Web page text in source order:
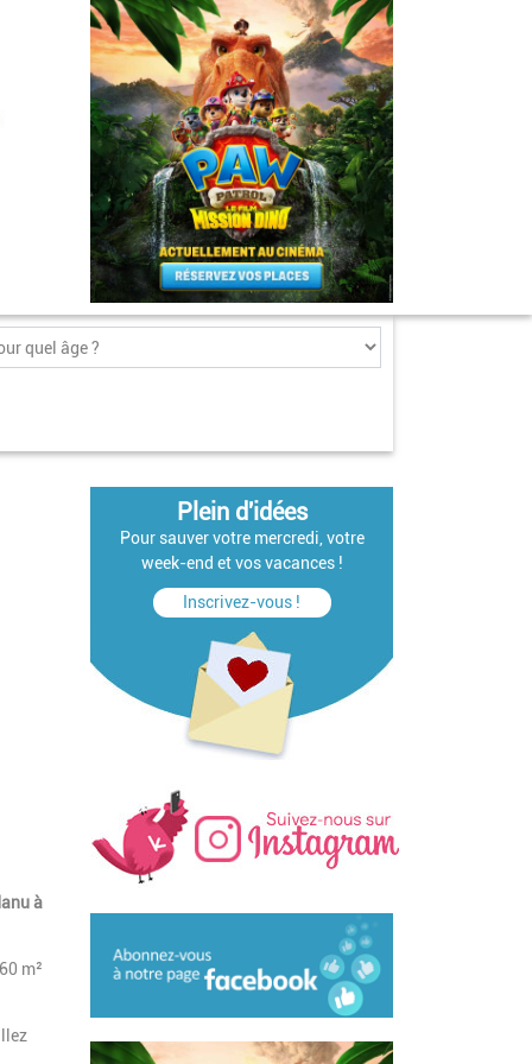
à
m²
Plein d'idées
Pour sauver votre mercredi, votre
week-end et vos vacances !
Inscrivez-vous !